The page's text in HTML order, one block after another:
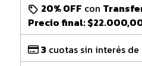
20% OFF con
Precio final:
3 cuotas sin interés de